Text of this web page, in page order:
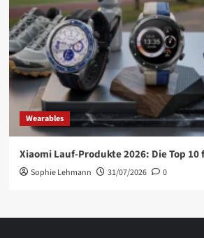
Wearables
Xiaomi Lauf-Produkte 2026: Die Top
Sophie Lehmann 31/07/2026 0